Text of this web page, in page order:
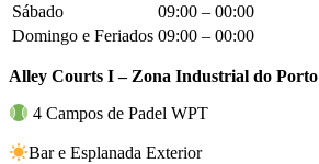
Sábado
09:00 – 00:00
Domingo e Feriados 09:00 – 00:00
Alley Courts I – Zona Industrial do Porto
4 Campos de Padel WPT
Bar e Esplanada Exterior